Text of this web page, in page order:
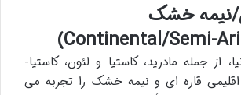
نیمه خشک
از جمله مادرید، کاستیا و لئون، کاستیا-
اقلیمی قاره ای و نیمه خشک را تجربه می